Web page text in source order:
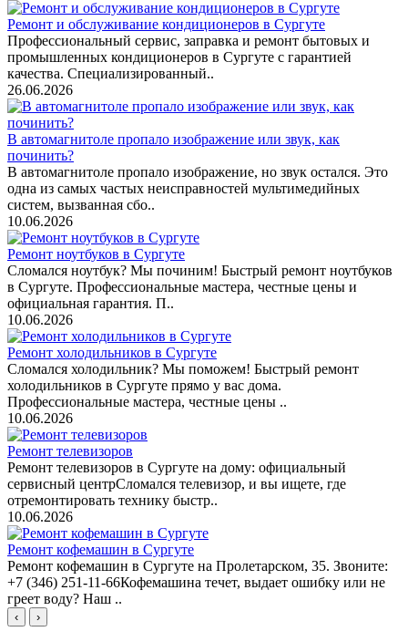
Ремонт и обслуживание кондиционеров в Сургуте
Профессиональный сервис, заправка и ремонт бытовых и
промышленных кондиционеров в Сургуте с гарантией
качества. Специализированный..
26.06.2026
В автомагнитоле пропало изображение или звук, как
починить?
В автомагнитоле пропало изображение, но звук остался. Это
одна из самых частых неисправностей мультимедийных
систем, вызванная сбо..
10.06.2026
Ремонт ноутбуков в Сургуте
Сломался ноутбук? Мы починим! Быстрый ремонт ноутбуков
в Сургуте. Профессиональные мастера, честные цены и
официальная гарантия. П..
10.06.2026
Ремонт холодильников в Сургуте
Сломался холодильник? Мы поможем! Быстрый ремонт
холодильников в Сургуте прямо у вас дома.
Профессиональные мастера, честные цены ..
10.06.2026
Ремонт телевизоров
Ремонт телевизоров в Сургуте на дому: официальный
сервисный центрСломался телевизор, и вы ищете, где
отремонтировать технику быстр..
10.06.2026
Ремонт кофемашин в Сургуте
Ремонт кофемашин в Сургуте на Пролетарском, 35. Звоните:
+7 (346) 251-11-66Кофемашина течет, выдает ошибку или не
греет воду? Наш ..
‹ ›